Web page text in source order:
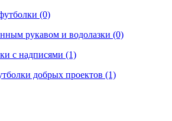
(0)
рукавом и водолазки (0)
с надписями (1)
добрых проектов (1)